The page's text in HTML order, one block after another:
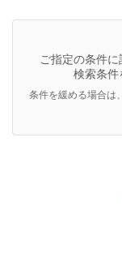
ご指定の条件に
検索条件
条件を緩める場合は